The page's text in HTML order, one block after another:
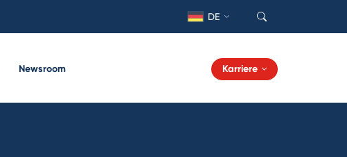
DE
Newsroom Karriere